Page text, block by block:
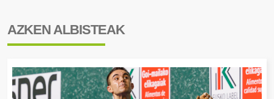
AZKEN ALBISTEAK